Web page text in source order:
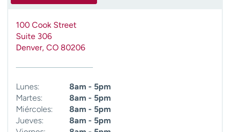
100 Cook Street
Suite 306
Denver, CO 80206
Lunes:
8am - 5pm
Martes:
8am - 5pm
Miércoles:
8am - 5pm
Jueves:
8am - 5pm